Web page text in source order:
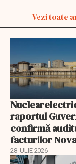
Vezi toate
raportul
confirmă
facturilor
28 IULIE 2026